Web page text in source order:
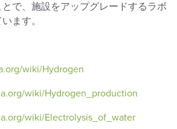
で、施設をアップグレードするラボ
ます。
wiki/Hydrogen
wiki/Hydrogen_production
wiki/Electrolysis_of_water